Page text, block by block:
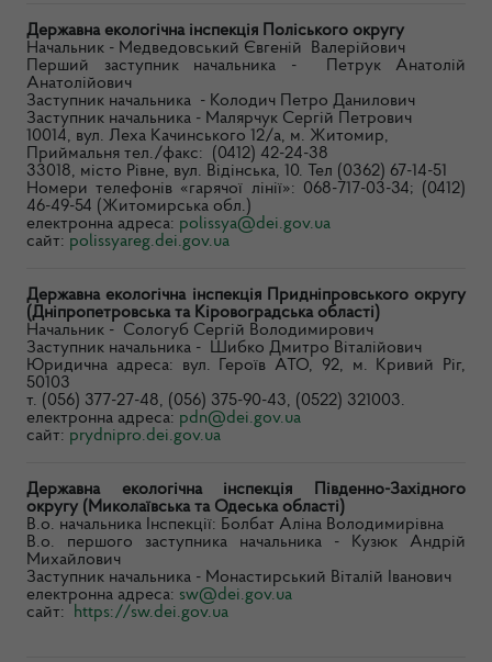
Державна екологічна інспекція Поліського округу
Начальник - Медведовський Євгеній Валерійович
Перший заступник начальника - Петрук Анатолій
Анатолійович
Заступник начальника - Колодич Петро Данилович
Заступник начальника - Малярчук Сергій Петрович
10014, вул. Леха Качинського 12/а, м. Житомир,
Приймальня тел./факс: (0412) 42-24-38
33018, місто Рівне, вул. Відінська, 10. Тел (0362) 67-14-51
Номери телефонів «гарячої лінії»: 068-717-03-34; (0412)
46-49-54 (Житомирська обл.)
електронна адреса: polissya@dei.gov.ua
сайт: polissyareg.dei.gov.ua
Державна екологічна інспекція Придніпровського округу
(Дніпропетровська та Кіровоградська області)
Начальник - Сологуб Сергій Володимирович
Заступник начальника - Шибко Дмитро Віталійович
Юридична адреса: вул. Героїв АТО, 92, м. Кривий Ріг,
50103
т. (056) 377-27-48, (056) 375-90-43, (0522) 321003.
електронна адреса: pdn@dei.gov.ua
сайт: prydnipro.dei.gov.ua
Державна екологічна інспекція Південно-Західного
округу (Миколаївська та Одеська області)
В.о. начальника Інспекції: Болбат Аліна Володимирівна
В.о. першого заступника начальника - Кузюк Андрій
Михайлович
Заступник начальника - Монастирський Віталій Іванович
електронна адреса: sw@dei.gov.ua
сайт:
https://sw.dei.gov.ua